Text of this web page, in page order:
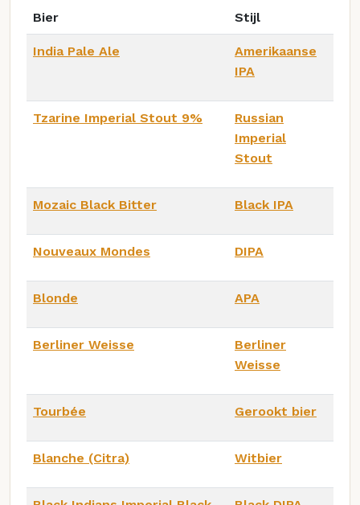
Bier Stijl
India Pale Ale
Amerikaanse
IPA
Tzarine Imperial Stout 9%
Russian
Imperial
Stout
Mozaic Black Bitter Black IPA
Nouveaux Mondes DIPA
Blonde APA
Berliner Weisse
Berliner
Weisse
Tourbée Gerookt bier
Blanche (Citra) Witbier